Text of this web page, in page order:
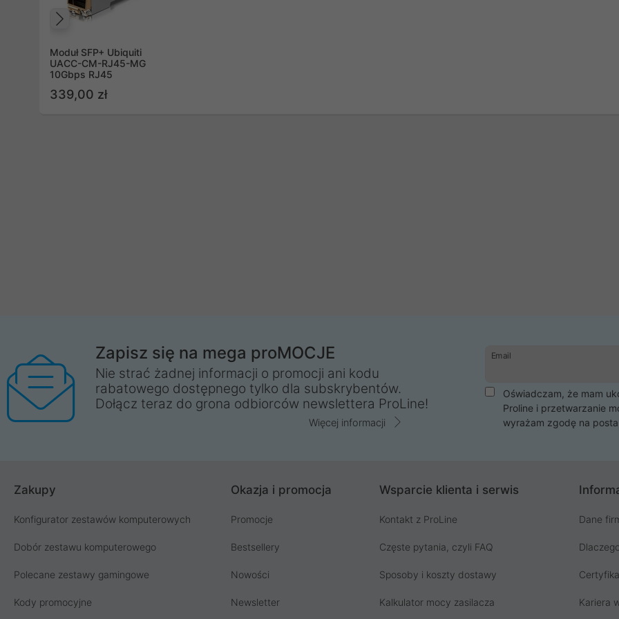
Moduł SFP+ Ubiquiti
UACC-CM-RJ45-MG
10Gbps RJ45
339,00 zł
Zapisz się na mega proMOCJE
Nie strać żadnej informacji o promocji ani kodu
rabatowego dostępnego tylko dla subskrybentów.
Dołącz teraz do grona odbiorców newslettera ProLine!
Więcej informacji
Email
Oświadczam, że mam
Proline i przetwarzanie
wyrażam zgodę na
Zakupy
Konfigurator zestawów komputerowych
Dobór zestawu komputerowego
Polecane zestawy gamingowe
Kody promocyjne
Okazja i promocja
Promocje
Bestsellery
Nowości
Newsletter
Wsparcie klienta i serwis
Kontakt z ProLine
Częste pytania, czyli FAQ
Sposoby i koszty dostawy
Kalkulator mocy zasilacza
Dane
Kariera